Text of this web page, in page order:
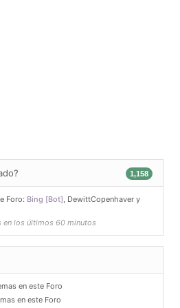
1,158
Foro: Bing [Bot], DewittCopenhaver y
en los últimos 60 minutos
en este Foro
en este Foro